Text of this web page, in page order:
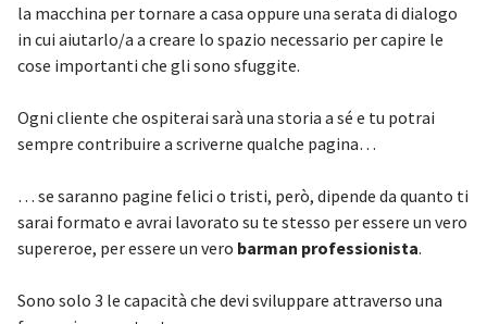
la macchina per tornare a casa oppure una serata di dialogo
in cui aiutarlo/a a creare lo spazio necessario per capire le
cose importanti che gli sono sfuggite.
Ogni cliente che ospiterai sarà una storia a sé e tu potrai
sempre contribuire a scriverne qualche pagina…
… se saranno pagine felici o tristi, però, dipende da quanto ti
sarai formato e avrai lavorato su te stesso per essere un vero
supereroe, per essere un vero barman professionista.
Sono solo 3 le capacità che devi sviluppare attraverso una